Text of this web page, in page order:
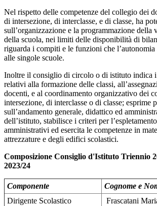
Nel rispetto delle competenze del collegio dei
di intersezione, di interclasse, e di classe, ha
sull’organizzazione e la programmazione della
della scuola, nei limiti delle disponibilità di
riguarda i compiti e le funzioni che l’autonomia
alle singole scuole.
Inoltre il consiglio di circolo o di istituto indica
relativi alla formazione delle classi,
docenti, e al coordinamento organizzativo dei
intersezione, di interclasse o di classe; esprime
sull’andamento generale, didattico ed
dell’istituto, stabilisce i criteri per
amministrativi ed esercita le competenze in
attrezzature e degli edifici scolastici.
Composizione Consiglio d'Istituto Triennio
2023/24
Componente
Cognome e
Dirigente Scolastico
Frascatani